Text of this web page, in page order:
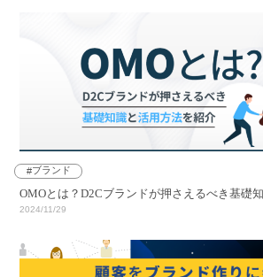
ブランド
OMOとは？D2Cブランドが押さえるべき基礎
2024/11/29